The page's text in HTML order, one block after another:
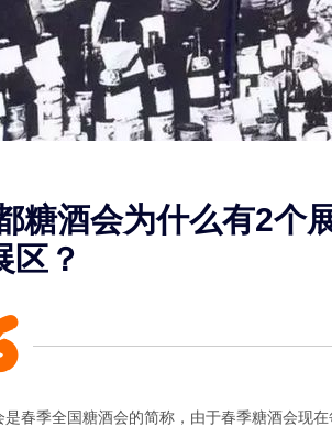
糖酒会为什么有2个
区？
是春季全国糖酒会的简称，由于春季糖酒会现